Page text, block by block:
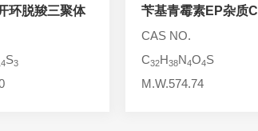
环脱羧三聚体
S3
苄基青霉素EP杂质C
CAS NO.
C32H38N4O4S
M.W.574.74